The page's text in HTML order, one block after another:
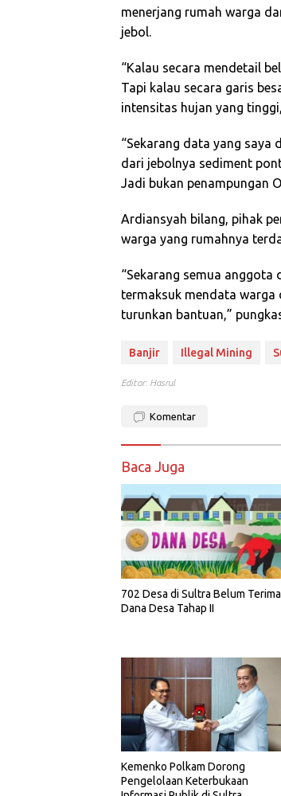
menerjang rumah warga
jebol.
“Kalau secara mendetail
Tapi kalau secara garis
intensitas hujan yang
“Sekarang data yang
dari jebolnya sediment
Jadi bukan penampungan
Ardiansyah bilang, pihak
warga yang rumahnya
“Sekarang semua
termaksuk mendata warga
turunkan bantuan,”
Banjir Illegal Mining
Editor: Hasrul
Komentar
Baca Juga
702 Desa di Sultra Belum Terima
Dana Desa Tahap II
Kemenko Polkam Dorong
Pengelolaan Keterbukaan